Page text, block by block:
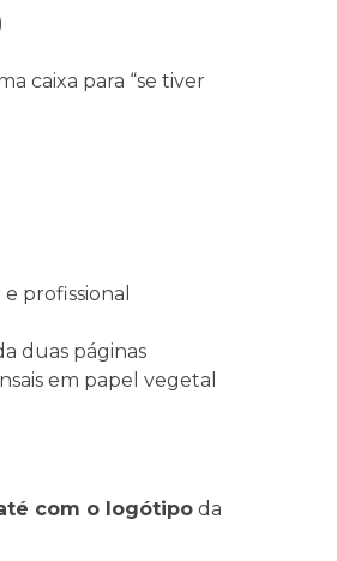
caixa para “se tiver
profissional
duas páginas
em papel vegetal
com o logótipo da